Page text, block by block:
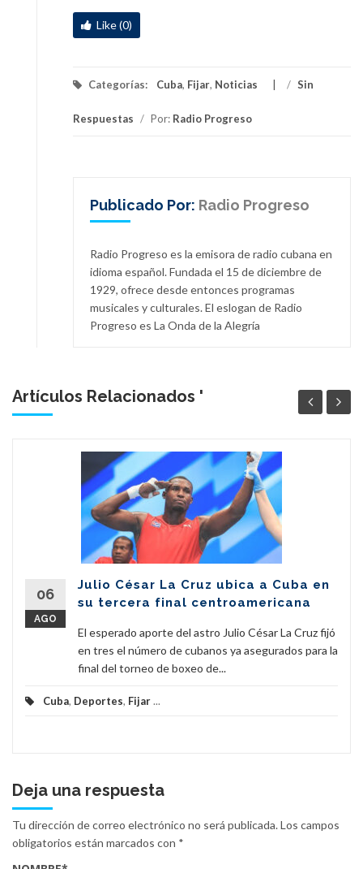
Like (0)
Categorías: Cuba, Fijar, Noticias / Sin
Respuestas / Por: Radio Progreso
Publicado Por: Radio Progreso
Radio Progreso es la emisora de radio cubana en
idioma español. Fundada el 15 de diciembre de
1929, ofrece desde entonces programas
musicales y culturales. El eslogan de Radio
Progreso es La Onda de la Alegría
Artículos Relacionados '
06
AGO
Julio César La Cruz ubica a Cuba en
su tercera final centroamericana
El esperado aporte del astro Julio César La Cruz fijó
en tres el número de cubanos ya asegurados para la
final del torneo de boxeo de...
Cuba, Deportes, Fijar...
Deja una respuesta
Tu dirección de correo electrónico no será publicada.Los campos
obligatorios están marcados con *